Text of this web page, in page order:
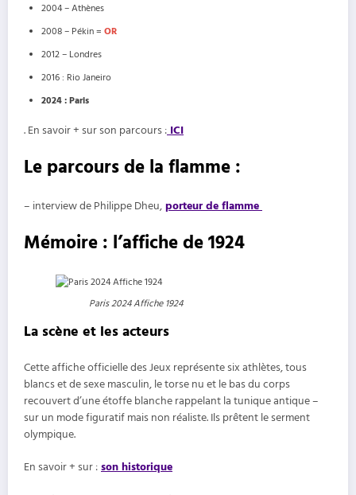
2004 – Athènes
2008 – Pékin = OR
2012 – Londres
2016 : Rio Janeiro
2024 : Paris
. En savoir + sur son parcours : ICI
Le parcours de la flamme :
– interview de Philippe Dheu, porteur de flamme
Mémoire : l’affiche de 1924
Paris 2024 Affiche 1924
La scène et les acteurs
Cette affiche officielle des Jeux représente six athlètes, tous
blancs et de sexe masculin, le torse nu et le bas du corps
recouvert d’une étoffe blanche rappelant la tunique antique –
sur un mode figuratif mais non réaliste. Ils prêtent le serment
olympique.
En savoir + sur : son historique